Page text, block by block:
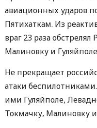
авиационных ударов
Пятихаткам. Из
враг 23 раза
Малиновку и
Не прекращает
атаки беспилотниками.
ими Гуляйполе,
Токмачку, Малиновку